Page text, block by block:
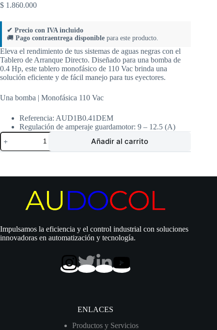
$ 1.860.000
✔ Precio con IVA incluido
🚚 Pago contraentrega disponible para este producto.
Eleva el rendimiento de tus sistemas de aguas negras con el
Tablero de Arranque Directo. Diseñado para una bomba de
0.4 Hp, este tablero monofásico de 110 Vac brinda una
solución eficiente y de fácil manejo para tus eyectores.
Una bomba | Monofásica 110 Vac
Referencia: AUD1B0.41DEM
Regulación de amperaje guardamotor: 9 – 12.5 (A)
Tablero
Siemens
Arranque
Aguas
Eyectores
Bomba
|
0.4
Añadir al carrito
Impulsamos la eficiencia y el control industrial con soluciones
innovadoras en automatización y tecnología.
ENLACES
Productos y Servicios